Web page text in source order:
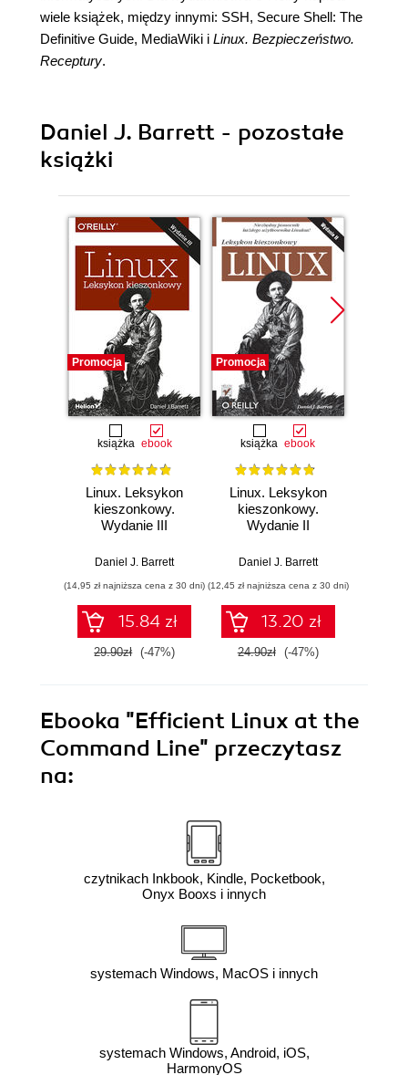
wiele książek, między innymi: SSH, Secure Shell: The
Definitive Guide, MediaWiki i Linux. Bezpieczeństwo.
Receptury.
Daniel J. Barrett - pozostałe
książki
Promocja
książka ebook
Linux. Leksykon
kieszonkowy.
Wydanie III
Daniel J. Barrett
(14,95 zł najniższa cena z 30 dni)
15.84 zł
29.90zł (-47%)
Promocja
książka ebook
Linux. Leksykon
kieszonkowy.
Wydanie II
Daniel J. Barrett
(12,45 zł najniższa cena z 30 dni)
13.20 zł
24.90zł (-47%)
Ebooka "Efficient Linux at the
Command Line" przeczytasz
na:
czytnikach Inkbook, Kindle, Pocketbook,
Onyx Booxs i innych
systemach Windows, MacOS i innych
systemach Windows, Android, iOS,
HarmonyOS